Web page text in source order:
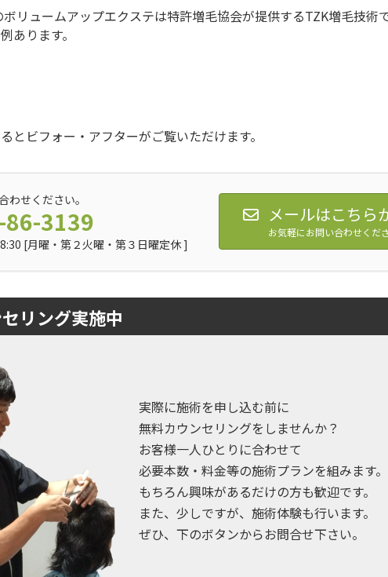
リュームアップエクステは特許増毛協会が提供するTZK増毛技術で
あります。
とビフォー・アフターがご覧いただけます。
わせください。
3139
[月曜・第２火曜・第３日曜定休 ]
メールはこちら
お気軽にお問い合わせくださ
リング実施中
実際に施術を申し込む前に
無料カウンセリングをしませんか？
お客様一人ひとりに合わせて
必要本数・料金等の施術プランを組みます。
もちろん興味があるだけの方も歓迎です。
また、少しですが、施術体験も行います。
ぜひ、下のボタンからお問合せ下さい。